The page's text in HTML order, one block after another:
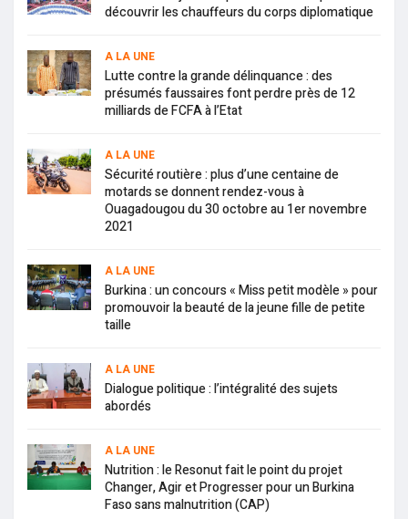
découvrir les chauffeurs du corps diplomatique
A LA UNE
Lutte contre la grande délinquance : des
présumés faussaires font perdre près de 12
milliards de FCFA à l’Etat
A LA UNE
Sécurité routière : plus d’une centaine de
motards se donnent rendez-vous à
Ouagadougou du 30 octobre au 1er novembre
2021
A LA UNE
Burkina : un concours « Miss petit modèle » pour
promouvoir la beauté de la jeune fille de petite
taille
A LA UNE
Dialogue politique : l’intégralité des sujets
abordés
A LA UNE
Nutrition : le Resonut fait le point du projet
Changer, Agir et Progresser pour un Burkina
Faso sans malnutrition (CAP)